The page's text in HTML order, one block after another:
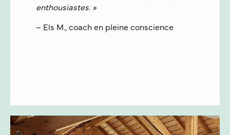
enthousiastes. »
– Els M., coach en pleine conscience